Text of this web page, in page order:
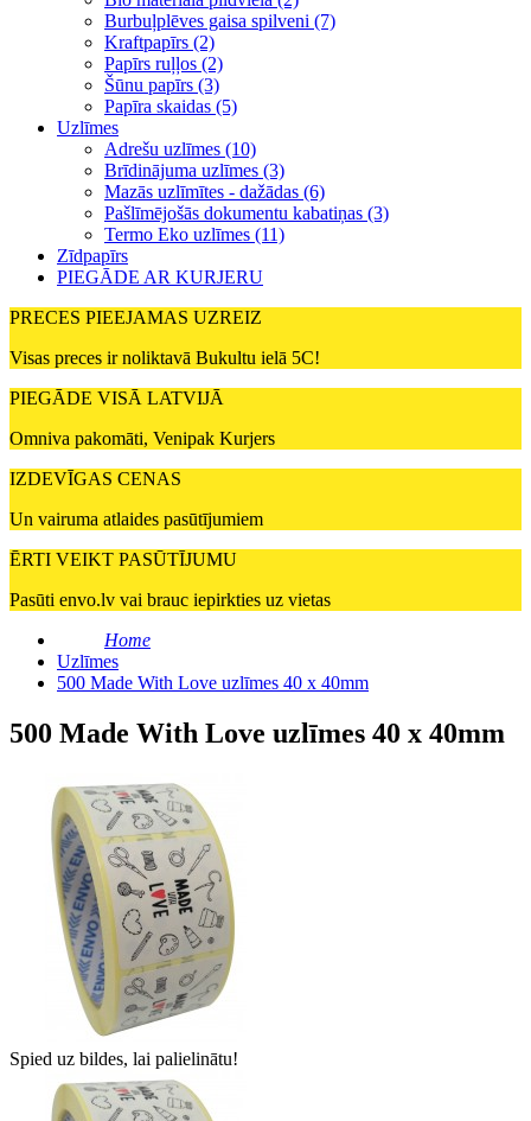
Burbuļplēves gaisa spilveni (7)
Kraftpapīrs (2)
Papīrs ruļļos (2)
Šūnu papīrs (3)
Papīra skaidas (5)
Uzlīmes
Adrešu uzlīmes (10)
Brīdinājuma uzlīmes (3)
Mazās uzlīmītes - dažādas (6)
Pašlīmējošās dokumentu kabatiņas (3)
Termo Eko uzlīmes (11)
Zīdpapīrs
PIEGĀDE AR KURJERU
PRECES PIEEJAMAS UZREIZ
Visas preces ir noliktavā Bukultu ielā 5C!
PIEGĀDE VISĀ LATVIJĀ
Omniva pakomāti, Venipak Kurjers
IZDEVĪGAS CENAS
Un vairuma atlaides pasūtījumiem
ĒRTI VEIKT PASŪTĪJUMU
Pasūti envo.lv vai brauc iepirkties uz vietas
Home
Uzlīmes
500 Made With Love uzlīmes 40 x 40mm
500 Made With Love uzlīmes 40 x 40mm
Spied uz bildes, lai palielinātu!